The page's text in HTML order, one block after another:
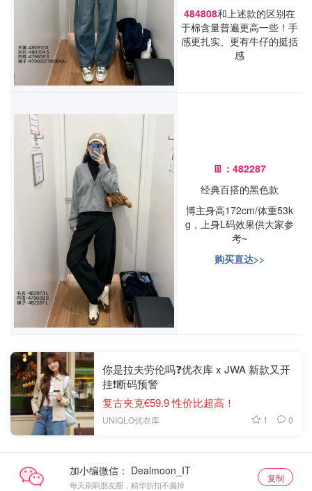
484808和上述款的区别在
于棉含量普遍更高一些！手
感更扎实、更有牛仔的挺括
感
👖：482287
经典百搭的黑色款
博主身高172cm/体重53k
g，上身L码效果供大家参
考~
购买直达>>
你是拉夫劳伦吗❓优衣库 x JWA 新款又开
挂❗️断码预警
复古夹克€59.9 性价比超高！
UNIQLO优衣库 1 0
加小编微信：
每天刷刷朋友圈，精华折扣不漏掉
复制